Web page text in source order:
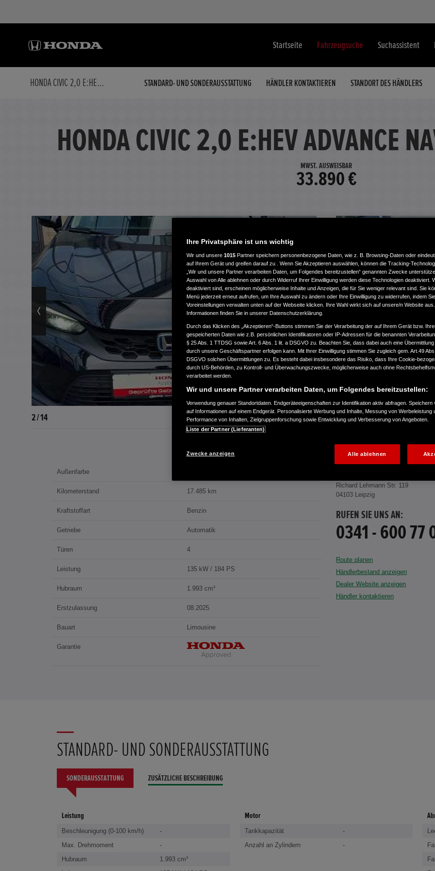
Startseite Fahrzeugsuche Suchassistent
HONDA CIVIC 2,0 E:HEV ADVANCE NAVI/LED/KAMERA STANDARD- UND SONDERAUSSTATTUNG HÄNDLER KONTAKTIEREN STANDORT DES HÄNDLERS
HONDA CIVIC 2,0 E:HEV ADVANCE
MWST. AUSWEISBAR
33.890 €
2 / 14
Außenfarbe
Kilometerstand 17.485 km
Kraftstoffart Benzin
Getriebe Automatik
Türen 4
Leistung 135 kW / 184 PS
Hubraum 1.993 cm³
Erstzulassung 08.2025
Bauart Limousine
Garantie
Richard Lehmann Str. 119
04103 Leipzig
RUFEN SIE UNS AN:
0341 - 600 77
Route planen
Händlerbestand anzeigen
Dealer Website anzeigen
Händler kontaktieren
STANDARD- UND SONDERAUSSTATTUNG
SONDERAUSSTATTUNG ZUSÄTZLICHE BESCHREIBUNG
Leistung
Beschleunigung (0-100 km/h)
-
Max. Drehmoment
-
Hubraum
1.993 cm³
Motor
Tankkapazität
-
Anzahl an Zylindern
-
Ihre Privatsphäre ist uns wichtig
Wir und unsere 1015 Partner speichern personenbezogene Daten, wie z. B. Browsing-Daten oder
auf Ihrem Gerät und greifen darauf zu . Wenn Sie Akzeptieren auswählen, können die Tracking-
„Wir und unsere Partner verarbeiten Daten, um Folgendes bereitzustellen“ genannten Zwecke
Auswahl von Alle ablehnen oder durch Widerruf Ihrer Einwilligung werden diese Technologien deaktiviert.
deaktiviert sind, erscheinen möglicherweise Inhalte und Anzeigen, die für Sie weniger relevant sind. Sie
Menü jederzeit erneut aufrufen, um Ihre Auswahl zu ändern oder Ihre Einwilligung zu widerrufen, indem
Voreinstellungen verwalten unten auf der Webseite klicken. Ihre Wahl wirkt sich auf unsere/n Website
Informationen finden Sie in unserer Datenschutzerklärung.
Durch das Klicken des „Akzeptieren“-Buttons stimmen Sie der Verarbeitung der auf Ihrem Gerät bzw.
gespeicherten Daten wie z.B. persönlichen Identifikatoren oder IP-Adressen für die benannten
§ 25 Abs. 1 TTDSG sowie Art. 6 Abs. 1 lit. a DSGVO zu. Beachten Sie, dass dabei auch eine Übermittlung
durch unsere Geschäftspartner erfolgen kann. Mit Ihrer Einwilligung stimmen Sie zugleich gem. Art.49
DSGVO solchen Übermittlungen zu. Es besteht dabei insbesondere das Risiko, dass Ihre Cookie-
durch US-Behörden, zu Kontroll- und Überwachungszwecke, möglicherweise auch ohne
verarbeitet werden.
Wir und unsere Partner verarbeiten Daten, um Folgendes bereitzustellen:
Verwendung genauer Standortdaten. Endgeräteeigenschaften zur Identifikation aktiv abfragen. Speichern
auf Informationen auf einem Endgerät. Personalisierte Werbung und Inhalte, Messung von Werbeleistung
Performance von Inhalten, Zielgruppenforschung sowie Entwicklung und Verbesserung von Angeboten.
Liste der Partner (Lieferanten)
Zwecke anzeigen Alle ablehnen